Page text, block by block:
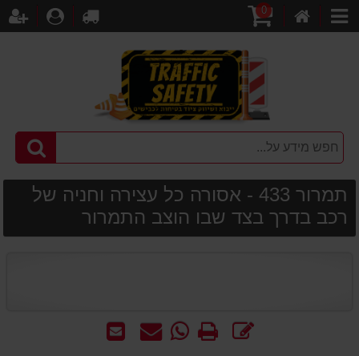
קטגוריות
קניות
0
לקופה
תמרור 433 - אסורה כל עצירה וחניה של
רכב בדרך בצד שבו הוצב התמרור
שלח
שאל WhatsApp
הדפס